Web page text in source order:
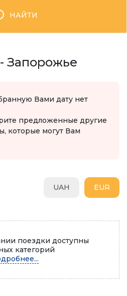
НАЙТИ
Запорожье
Вами дату нет
предложенные другие
которые могут Вам
EUR
UAH
поездки доступны
категорий